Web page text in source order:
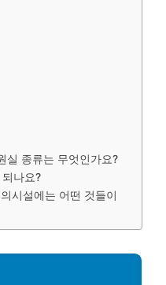
실 종류는 무엇인가요?
나요?
시설에는 어떤 것들이